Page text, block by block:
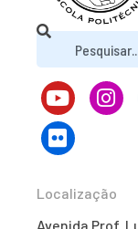
Localização
Avenida Prof.